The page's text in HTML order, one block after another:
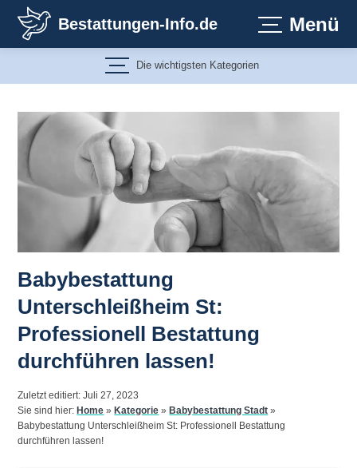
Inhalt
springen
Bestattungen-Info.de Menü
Die wichtigsten Kategorien
Babybestattung
Unterschleißheim St:
Professionell Bestattung
durchführen lassen!
Zuletzt editiert: Juli 27, 2023
Sie sind hier:Home »Kategorie »Babybestattung Stadt »
Babybestattung Unterschleißheim St: Professionell Bestattung
durchführen lassen!